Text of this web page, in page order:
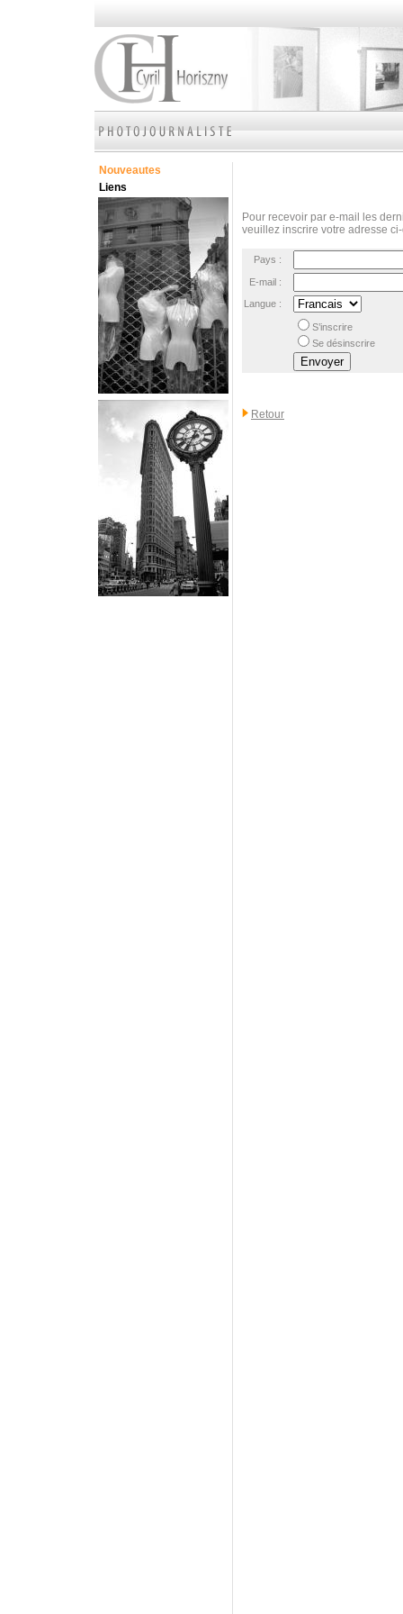
Nouveautes
Liens
Pour recevoir par e-mail les
veuillez inscrire votre adresse
Pays :
E-mail :
Langue :
S’inscrire
Se désinscrire
Retour